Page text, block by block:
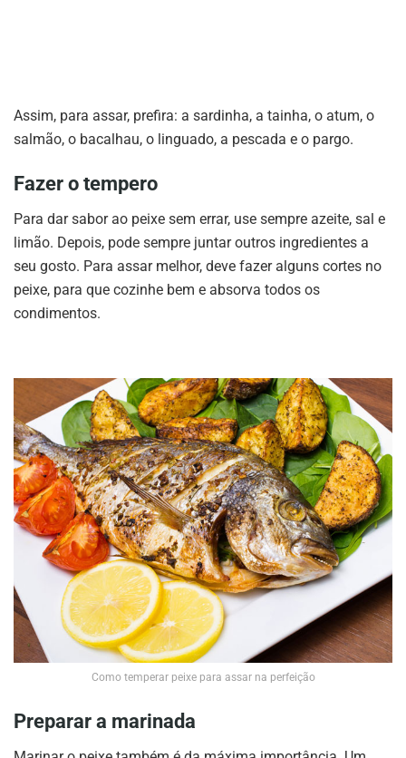
Assim, para assar, prefira: a sardinha, a tainha, o atum, o
salmão, o bacalhau, o linguado, a pescada e o pargo.
Fazer o tempero
Para dar sabor ao peixe sem errar, use sempre azeite, sal e
limão. Depois, pode sempre juntar outros ingredientes a
seu gosto. Para assar melhor, deve fazer alguns cortes no
peixe, para que cozinhe bem e absorva todos os
condimentos.
Como temperar peixe para assar na perfeição
Preparar a marinada